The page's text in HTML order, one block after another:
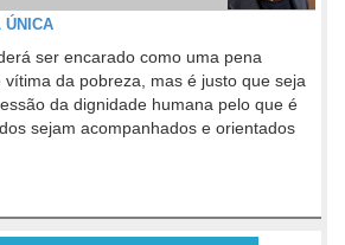
ÚNICA
ser encarado como uma pena
da pobreza, mas é justo que seja
da dignidade humana pelo que é
sejam acompanhados e orientados